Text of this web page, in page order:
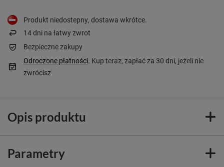
Produkt niedostepny, dostawa wkrótce
14dni na łatwy zwrot
Bezpieczne zakupy
Odroczone płatności. Kup teraz, zapłać za 30 dni, jeżeli nie
zwrócisz
Opis produktu
Parametry